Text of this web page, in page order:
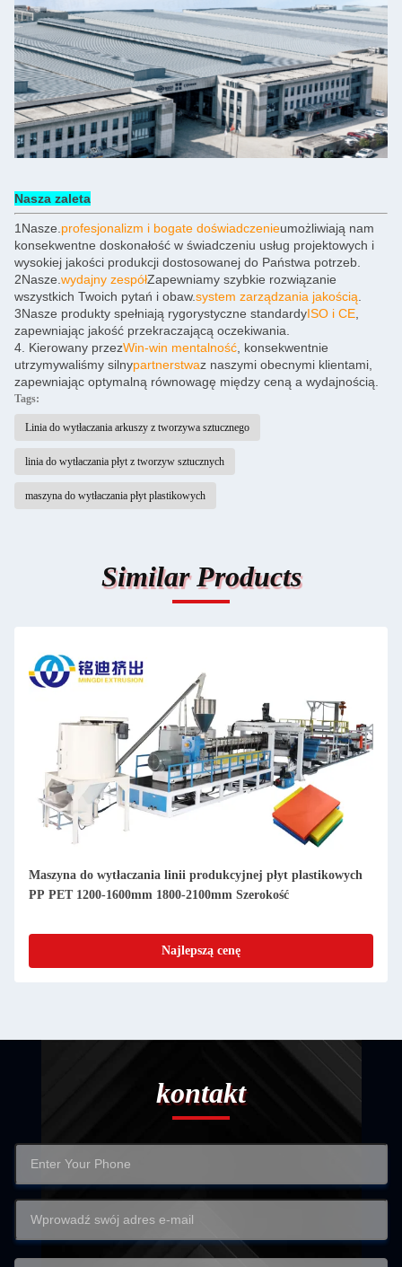
Nasza zaleta
1Nasze. profesjonalizm i bogate doświadczenieumożliwiają nam
konsekwentne doskonałość w świadczeniu usług projektowych i
wysokiej jakości produkcji dostosowanej do Państwa potrzeb.
2Nasze. wydajny zespółZapewniamy szybkie rozwiązanie
wszystkich Twoich pytań i obaw.system zarządzania jakością
3Nasze produkty spełniają rygorystyczne standardyISO i CE
zapewniając jakość przekraczającą oczekiwania.
4. Kierowany przezWin-win mentalność , konsekwentnie
utrzymywaliśmy silnypartnerstwaz naszymi obecnymi klientami,
zapewniając optymalną równowagę między ceną a wydajnością.
Tags:
Linia do wytłaczania arkuszy z tworzywa sztucznego
linia do wytłaczania płyt z tworzyw sztucznych
maszyna do wytłaczania płyt plastikowych
Similar Products
Maszyna do wytłaczania linii produkcyjnej płyt plastikowych
PP PET 1200-1600mm 1800-2100mm Szerokość
Najlepszą cenę
kontakt